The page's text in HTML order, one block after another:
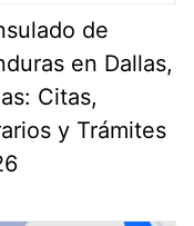
de
en Dallas,
Citas,
y Trámites